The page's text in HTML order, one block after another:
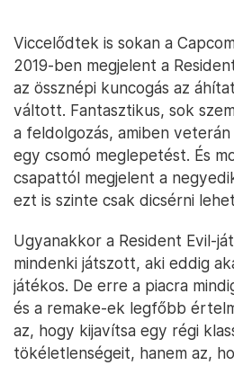
Viccelődtek is sokan a
2019-ben megjelent a
az össznépi kuncogás az
váltott. Fantasztikus, sok
a feldolgozás, amiben
egy csomó meglepetést. És
csapattól megjelent a
ezt is szinte csak dicsérni
Ugyanakkor a Resident Evil-
mindenki játszott, aki eddig
játékos. De erre a piacra
és a remake-ek legfőbb
az, hogy kijavítsa egy régi
tökéletlenségeit, hanem az,